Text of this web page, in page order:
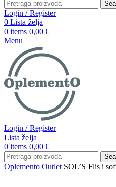
Login / Register
0 Lista želja
0 items 0,00 €
Menu
Login / Register
Lista želja
0 items 0,00 €
Oplemento Outlet SOL’S Flis i